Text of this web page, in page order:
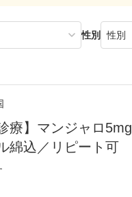
性別
療】マンジャロ
綿込／リピート可